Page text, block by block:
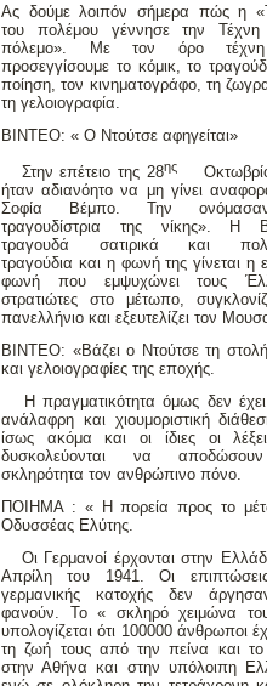
Ας δούμε λοιπόν σήμερα πώς η
του πολέμου γέννησε την Τέχνη
πόλεμο». Με τον όρο
προσεγγίσουμε το κόμικ, το
ποίηση, τον κινηματογράφο, τη
τη γελοιογραφία.
ΒΙΝΤΕΟ: « Ο Ντούτσε αφηγείται»
Στην επέτειο της 28ης
ήταν αδιανόητο να μη γίνει
Σοφία Βέμπο. Την
τραγουδίστρια της νίκης». Η
τραγουδά σατιρικά και
τραγούδια και η φωνή της γίνεται η
φωνή που εμψυχώνει τους
στρατιώτες στο μέτωπο,
πανελλήνιο και εξευτελίζει τον
ΒΙΝΤΕΟ: «Βάζει ο Ντούτσε τη
και γελοιογραφίες της εποχής.
Η πραγματικότητα όμως δεν
ανάλαφρη και χιουμοριστική
ίσως ακόμα και οι ίδιες οι
δυσκολεύονται να
σκληρότητα τον ανθρώπινο πόνο.
ΠΟΙΗΜΑ : « Η πορεία προς το
Οδυσσέας Ελύτης.
Οι Γερμανοί έρχονται στην
Απρίλη του 1941. Οι
γερμανικής κατοχής δεν
φανούν. Το « σκληρό χειμώνα
υπολογίζεται ότι 100000 άνθρωποι
τη ζωή τους από την πείνα και
στην Αθήνα και στην υπόλοιπη